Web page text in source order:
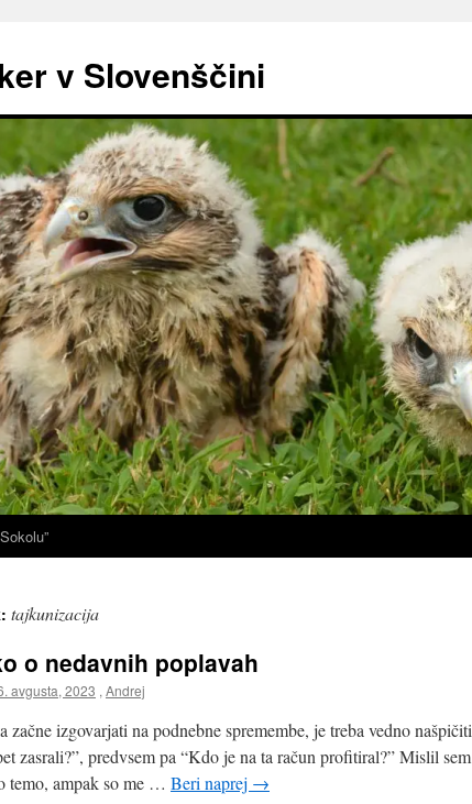
v Slovenščini
tajkunizacija
o nedavnih poplavah
avgusta, 2023 , Andrej
začne izgovarjati na podnebne spremembe, je treba vedno
zasrali?”, predvsem pa “Kdo je na ta račun profitiral?” Mislil
temo, ampak so me … Beri naprej →